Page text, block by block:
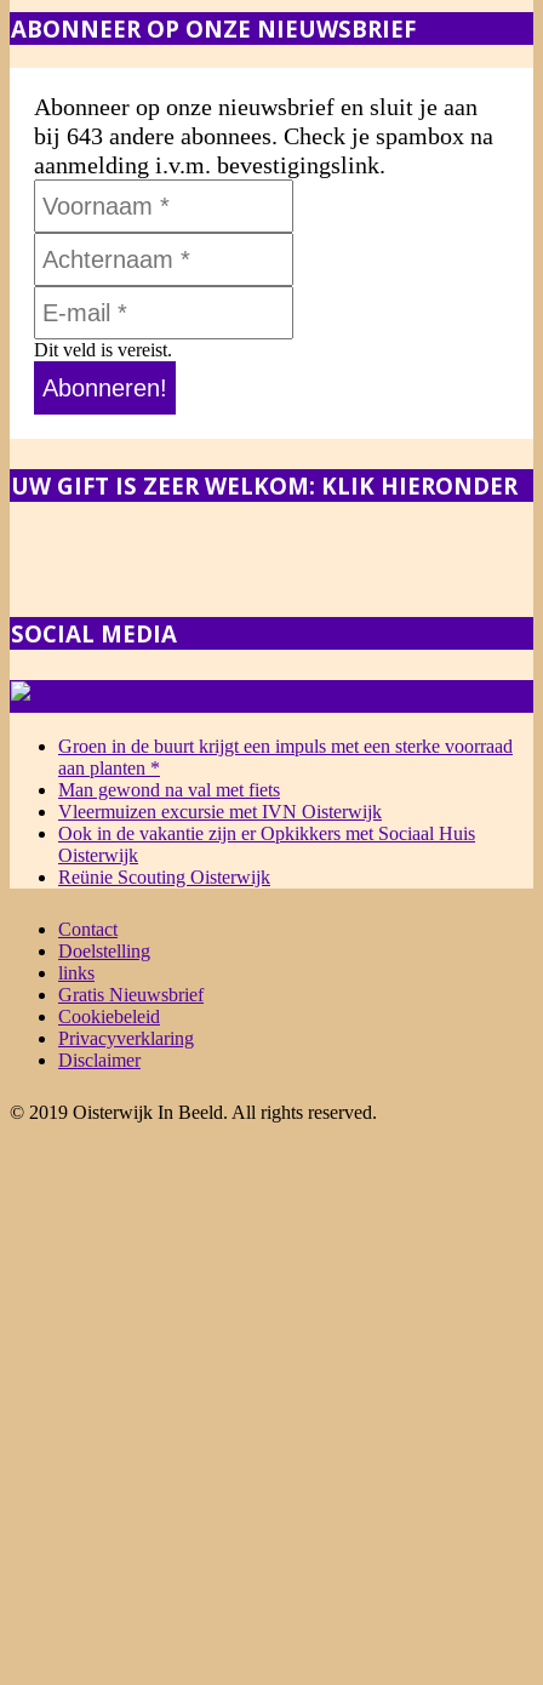
ABONNEER OP ONZE NIEUWSBRIEF
Abonneer op onze nieuwsbrief en sluit je aan
bij 643 andere abonnees. Check je spambox na
aanmelding i.v.m. bevestigingslink.
Dit veld is vereist.
UW GIFT IS ZEER WELKOM: KLIK HIERONDER
SOCIAL MEDIA
Groen in de buurt krijgt een impuls met een sterke voorraad
aan planten *
Man gewond na val met fiets
Vleermuizen excursie met IVN Oisterwijk
Ook in de vakantie zijn er Opkikkers met Sociaal Huis
Oisterwijk
Reünie Scouting Oisterwijk
Contact
Doelstelling
links
Gratis Nieuwsbrief
Cookiebeleid
Privacyverklaring
Disclaimer
© 2019 Oisterwijk In Beeld. All rights reserved.